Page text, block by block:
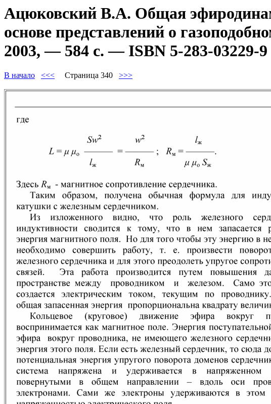
Ацюковский В.А. Общая
основе представлений о
2003, — 584 с. — ISBN 5-283-03229-9
В начало <<< Страница 340 >>>